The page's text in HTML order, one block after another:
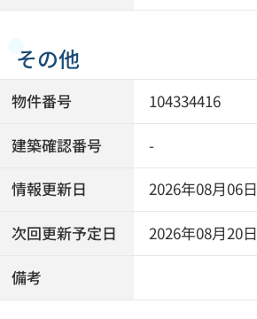
その他
物件番号 104334416
建築確認番号 -
情報更新日 2026年08月06日
次回更新予定日 2026年08月20日
備考